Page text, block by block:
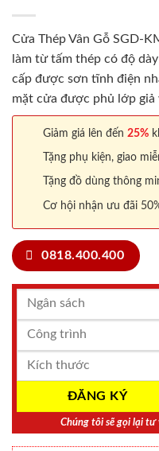
Cửa Thép Vân Gỗ SGD-
làm từ tấm thép có độ
cấp được sơn tĩnh điện
mặt cửa được phủ lớp giả
Giảm giá lên đến 25%
Tặng phụ kiện, giao
Tặng đồ dùng thông
Cơ hội nhận ưu đãi
0818.400.400
Chúng tôi sẽ gọi lại